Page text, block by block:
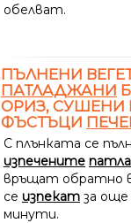
обелват.
ПЪЛНЕНИ
ПАТЛАДЖАНИ
ОРИЗ, СУШЕНИ
ФЪСТЪЦИ
С плънката се
изпечените
връщат обратно
се изпекат за още
минути.